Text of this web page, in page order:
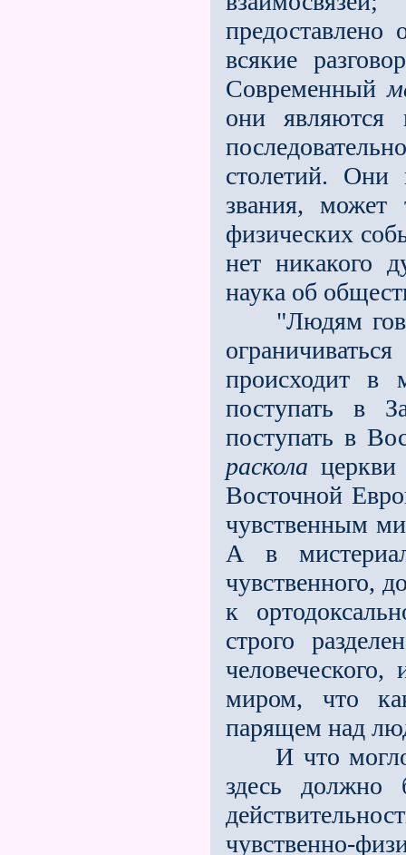
предоставлено
всякие
Современный
они являются
столетий. Они
звания, может
физических
нет никакого
наука об
"Людям
происходит
поступать в
поступать в
раскола
Восточной
чувственным
А в
чувственного,
к
строго
миром, что
парящем над
И что могло
здесь должно
чувственно-